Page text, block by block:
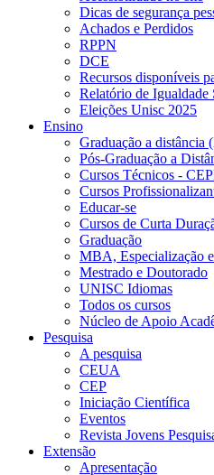
Dicas de segurança
Achados e Perdidos
RPPN
DCE
Recursos disponíveis
Relatório de Igualdade
Eleições Unisc 2025
Ensino
Graduação a distância
Pós-Graduação a
Cursos Técnicos -
Cursos
Educar-se
Cursos de Curta
Graduação
MBA, Especialização
Mestrado e Doutorado
UNISC Idiomas
Todos os cursos
Núcleo de Apoio
Pesquisa
A pesquisa
CEUA
CEP
Iniciação Científica
Eventos
Revista Jovens
Extensão
Apresentação